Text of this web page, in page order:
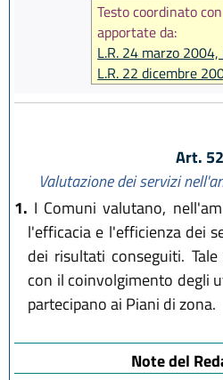
Testo coordinato
apportate da:
L.R. 24 marzo 2004,
L.R. 22 dicembre
L.R. 23 dicembre
L.R. 22 dicembre
L.R. 21 dicembre
L.R. 20 dicembre
L.R. 15 luglio 2016
L.R. 19 dicembre
Art. 52
Valutazione dei servizi
1. I Comuni valutano,
l'efficacia e l'efficienza dei
dei risultati conseguiti.
con il coinvolgimento degli
partecipano ai Piani di zona.
Note del